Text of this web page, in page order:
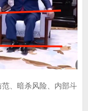
、暗杀风险、内部斗